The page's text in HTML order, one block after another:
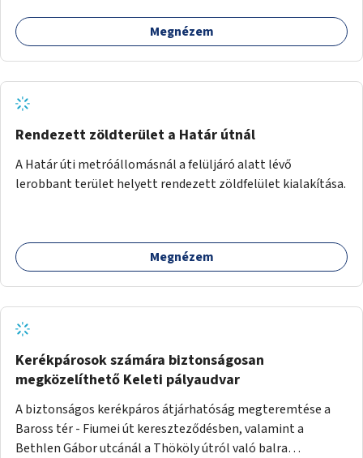
Megnézem
Rendezett zöldterület a Határ útnál
A Határ úti metróállomásnál a felüljáró alatt lévő
lerobbant terület helyett rendezett zöldfelület kialakítása.
Megnézem
Kerékpárosok számára biztonságosan
megközelíthető Keleti pályaudvar
A biztonságos kerékpáros átjárhatóság megteremtése a
Baross tér - Fiumei út kereszteződésben, valamint a
Bethlen Gábor utcánál a Thököly útról való balra